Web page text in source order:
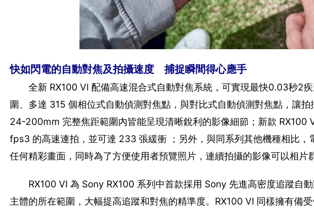
快如閃電的自動對焦及拍攝速度 捕捉瞬間得心應手
全新 RX100 VI 配備高速混合式自動對焦系統，可實現最快0.03秒2疾
圍、多達 315 個相位式自動偵測對焦點，與對比式自動偵測對焦點，讓
24-200mm 完整焦距範圍內皆能呈現清晰銳利的影像細節；新款 RX100
fps3 的高速連拍，並可達 233 張緩衝 ；另外，與同系列其他機種相比，
任何精彩畫面，同時為了方便使用者預覽照片，連續拍攝的影像可以相片
RX100 VI 為 Sony RX100 系列中首款採用 Sony 先進高密度追蹤自
主體的所在範圍，大幅提高追蹤和對焦的精準度。RX100 VI 同樣擁有備